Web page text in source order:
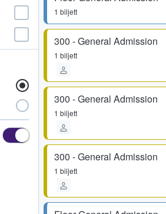
1 biljett
300 - General Admission
1 biljett
300 - General Admission
1 biljett
300 - General Admission
1 biljett